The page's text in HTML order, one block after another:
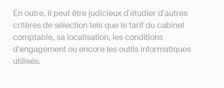
En outre, il peut être judicieux d'étudier d'autres
critères de sélection tels que le tarif du cabinet
comptable, sa localisation, les conditions
d'engagement ou encore les outils informatiques
utilisés.